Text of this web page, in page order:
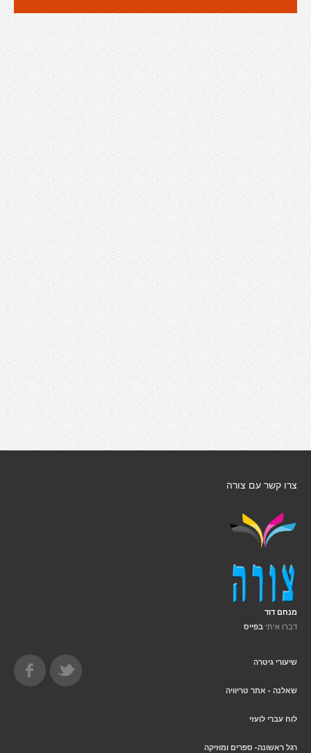
צרו קשר עם צורה
מנחם דוד
דברו איתי בפייס
שיעורי גיטרה
שאלנה - אתר טריוויה
לוח עברי לועזי
רגל ראשונה- ספרים ומוזיקה